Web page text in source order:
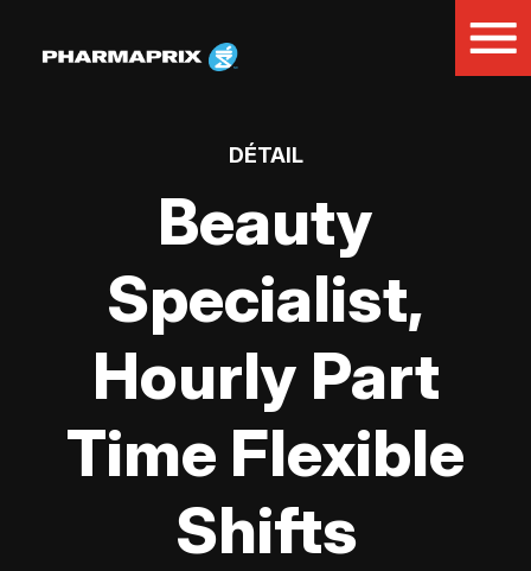
DÉTAIL
Beauty
Specialist,
Hourly Part
Time Flexible
Shifts